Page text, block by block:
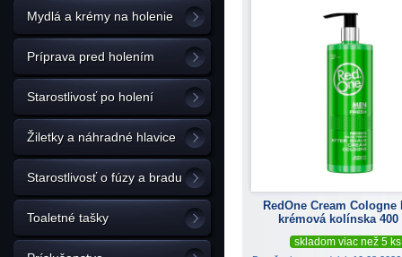
Mydlá a krémy na holenie
Príprava pred holením
Starostlivosť po holení
Žiletky a náhradné hlavice
Starostlivosť o fúzy a bradu
Toaletné tašky
RedOne Cream Cologne
krémová kolínska
skladom viac než 5 ks